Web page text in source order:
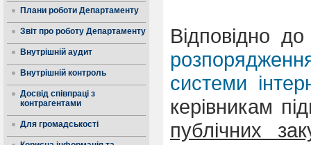
Плани роботи Департаменту
Звіт про роботу Департаменту
Внутрішній аудит
Внутрішній контроль
Досвід співпраці з
контрагентами
Для громадськості
Відповідно
системи
керівникам
публічних